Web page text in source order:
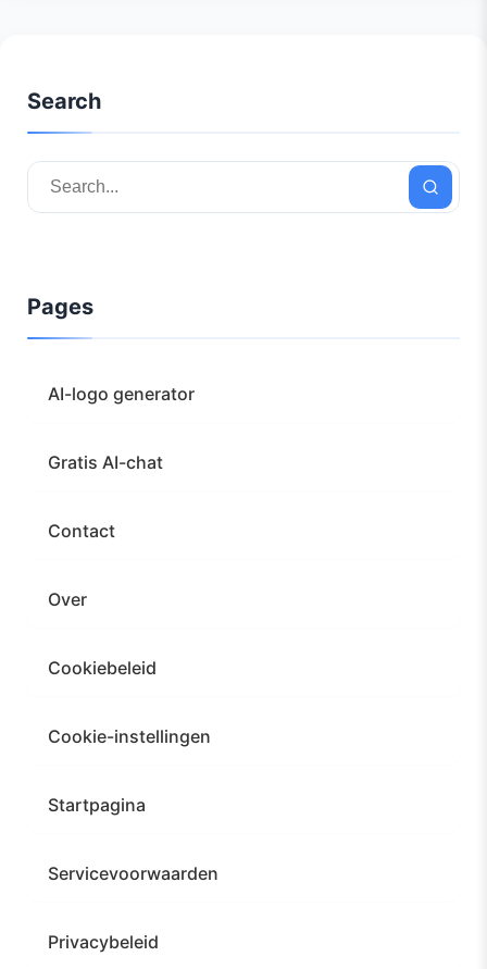
Search
Pages
AI-logo generator
Gratis AI-chat
Contact
Over
Cookiebeleid
Cookie-instellingen
Startpagina
Servicevoorwaarden
Privacybeleid